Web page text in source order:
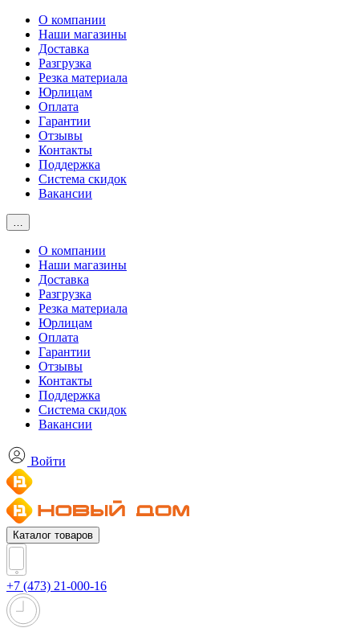
О компании
Наши магазины
Доставка
Разгрузка
Резка материала
Юрлицам
Оплата
Гарантии
Отзывы
Контакты
Поддержка
Система скидок
Вакансии
…
О компании
Наши магазины
Доставка
Разгрузка
Резка материала
Юрлицам
Оплата
Гарантии
Отзывы
Контакты
Поддержка
Система скидок
Вакансии
Войти
Каталог товаров
+7 (473) 21-000-16